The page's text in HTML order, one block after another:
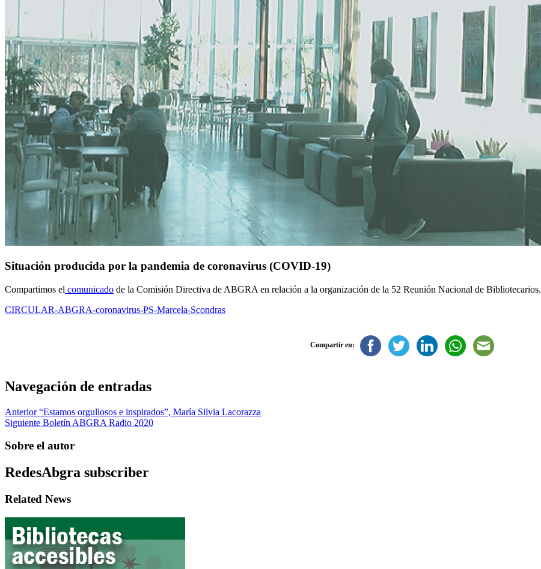
Situación producida por la pandemia de coronavirus (COVID-19)
Compartimos el comunicado de la Comisión Directiva de ABGRA en relación a la organización de la 52 Reunión Nacional de Bibliotecarios.
CIRCULAR-ABGRA-coronavirus-PS-Marcela-Scondras
Compartir en:
Navegación de entradas
Anterior “Estamos orgullosos e inspirados”, María Silvia Lacorazza
Siguiente Boletín ABGRA Radio 2020
Sobre el autor
RedesAbgra subscriber
Related News